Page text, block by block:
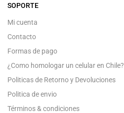
SOPORTE
Mi cuenta
Contacto
Formas de pago
¿Como homologar un celular en Chile?
Politicas de Retorno y Devoluciones
Politica de envio
Términos & condiciones